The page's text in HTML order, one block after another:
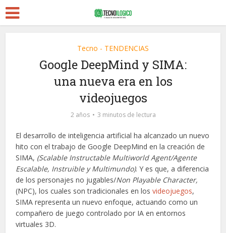
Tecno - TENDENCIAS
Google DeepMind y SIMA:
una nueva era en los
videojuegos
2 años 3 minutos de lectura
El desarrollo de inteligencia artificial ha alcanzado un nuevo
hito con el trabajo de Google DeepMind en la creación de
SIMA, (Scalable Instructable Multiworld Agent/Agente
Escalable, Instruible y Multimundo). Y es que, a diferencia
de los personajes no jugables/Non Playable Character,
(NPC), los cuales son tradicionales en losvideojuegos,
SIMA representa un nuevo enfoque, actuando como un
compañero de juego controlado por IA en entornos
virtuales 3D.